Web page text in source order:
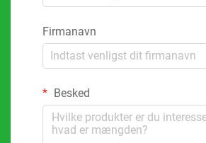
Firmanavn
Besked